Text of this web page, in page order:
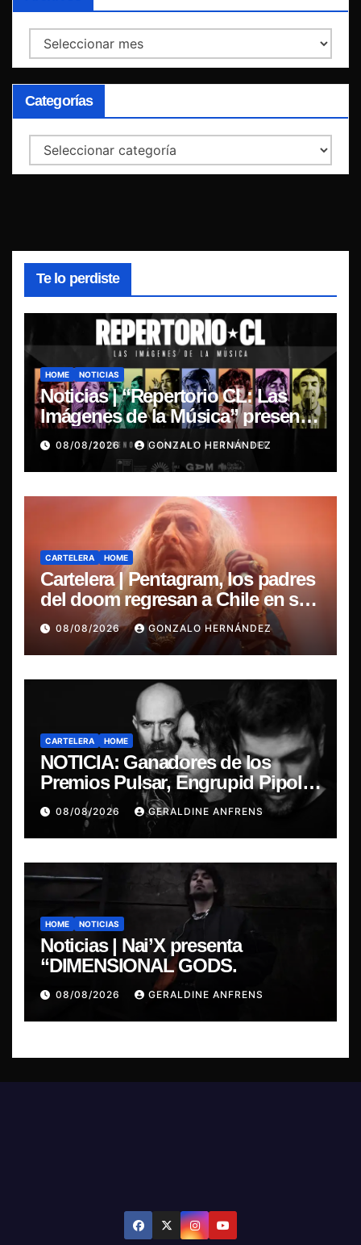
Archivos
Categorías
Categorías
Te lo perdiste
HOME NOTICIAS
Noticias | “Repertorio CL: Las
Imágenes de la Música” presenta
la esencia del nuevo sonido
nacional
08/08/2026 GONZALO HERNÁNDEZ
CARTELERA HOME
Cartelera | Pentagram, los padres
del doom regresan a Chile en su
última misa
08/08/2026 GONZALO HERNÁNDEZ
CARTELERA HOME
NOTICIA: Ganadores de los
Premios Pulsar, Engrupid Pipol
presentan show exclusivo.
08/08/2026 GERALDINE ANFRENS
HOME NOTICIAS
Noticias | Nai’X presenta
“DIMENSIONAL GODS.
08/08/2026 GERALDINE ANFRENS